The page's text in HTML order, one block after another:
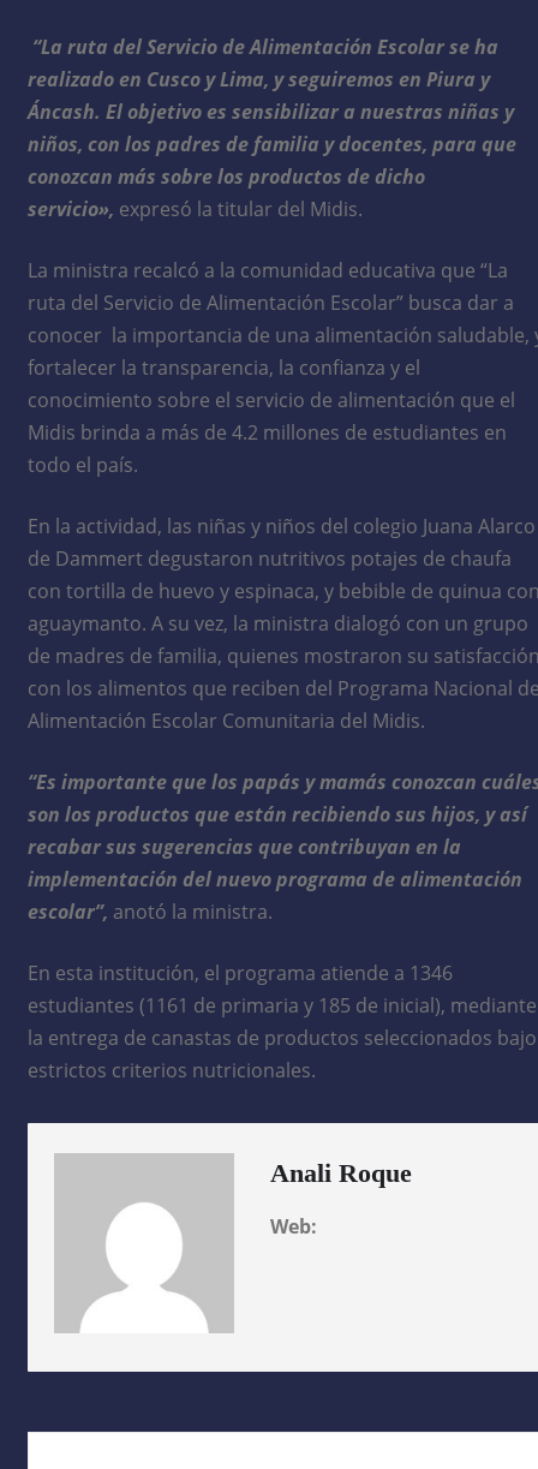
“La ruta del Servicio de Alimentación Escolar se ha
realizado en Cusco y Lima, y seguiremos en Piura y
Áncash. El objetivo es sensibilizar a nuestras niñas y
niños, con los padres de familia y docentes, para que
conozcan más sobre los productos de dicho
servicio», expresó la titular del Midis.
La ministra recalcó a la comunidad educativa que “La
ruta del Servicio de Alimentación Escolar” busca dar a
conocer la importancia de una alimentación saludable,
fortalecer la transparencia, la confianza y el
conocimiento sobre el servicio de alimentación que el
Midis brinda a más de 4.2 millones de estudiantes en
todo el país.
En la actividad, las niñas y niños del colegio Juana Alarco
de Dammert degustaron nutritivos potajes de chaufa
con tortilla de huevo y espinaca, y bebible de quinua
aguaymanto. A su vez, la ministra dialogó con un grupo
de madres de familia, quienes mostraron su
con los alimentos que reciben del Programa Nacional
Alimentación Escolar Comunitaria del Midis.
“Es importante que los papás y mamás conozcan
son los productos que están recibiendo sus hijos, y así
recabar sus sugerencias que contribuyan en la
implementación del nuevo programa de alimentación
escolar”, anotó la ministra.
En esta institución, el programa atiende a 1346
estudiantes (1161 de primaria y 185 de inicial), mediante
la entrega de canastas de productos seleccionados bajo
estrictos criterios nutricionales.
Anali Roque
Web: